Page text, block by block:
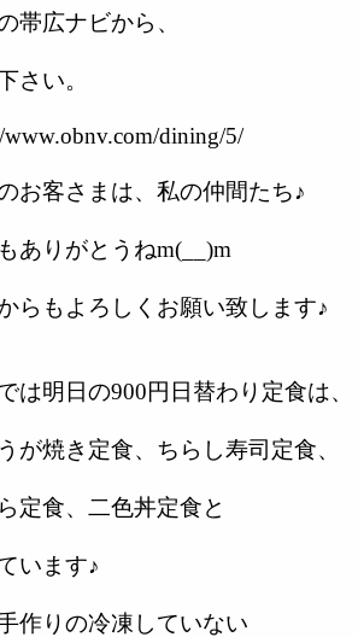
帯広ナビから、
さい。
www.obnv.com/dining/5/
お客さまは、私の仲間たち♪
ありがとうねm(__)m
らもよろしくお願い致します♪
は明日の900円日替わり定食は、
が焼き定食、ちらし寿司定食、
定食、二色丼定食と
います♪
作りの冷凍していない